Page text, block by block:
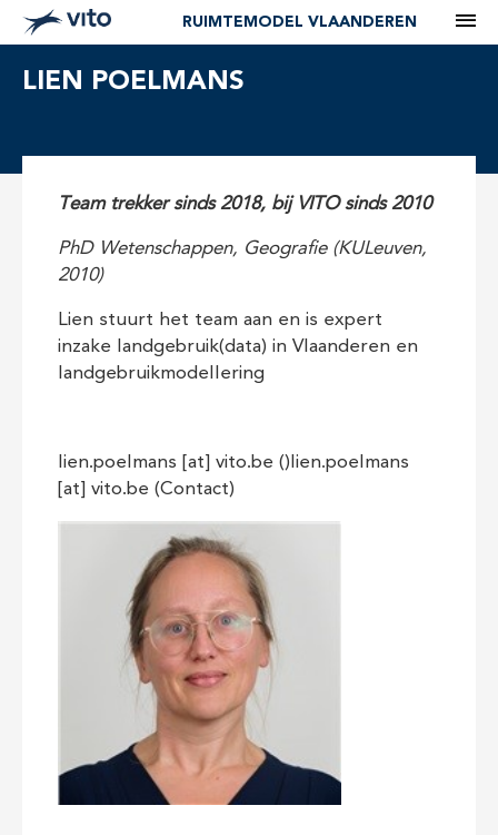
RUIMTEMODEL VLAANDEREN
LIEN POELMANS
Team trekker sinds 2018, bij VITO sinds 2010
PhD Wetenschappen, Geografie (KULeuven,
2010)
Lien stuurt het team aan en is expert
inzake landgebruik(data) in Vlaanderen en
landgebruikmodellering
lien.poelmans [at] vito.be () lien.poelmans
[at] vito.be (Contact)